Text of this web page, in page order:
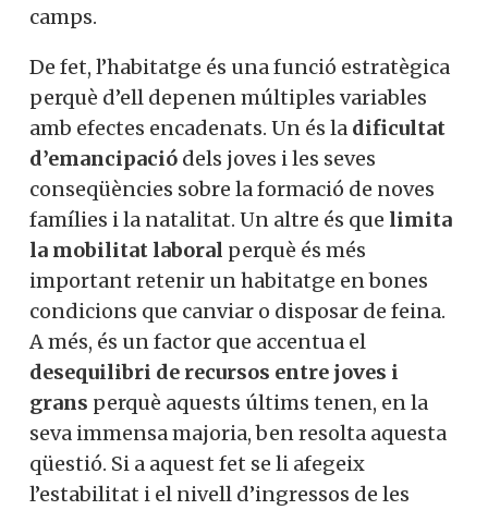
camps.
De fet, l’habitatge és una funció estratègica
perquè d’ell depenen múltiples variables
amb efectes encadenats. Un és la dificultat
d’emancipació dels joves i les seves
conseqüències sobre la formació de noves
famílies i la natalitat. Un altre és que limita
la mobilitat laboral perquè és més
important retenir un habitatge en bones
condicions que canviar o disposar de feina.
A més, és un factor que accentua el
desequilibri de recursos entre joves i
grans perquè aquests últims tenen, en la
seva immensa majoria, ben resolta aquesta
qüestió. Si a aquest fet se li afegeix
l’estabilitat i el nivell d’ingressos de les